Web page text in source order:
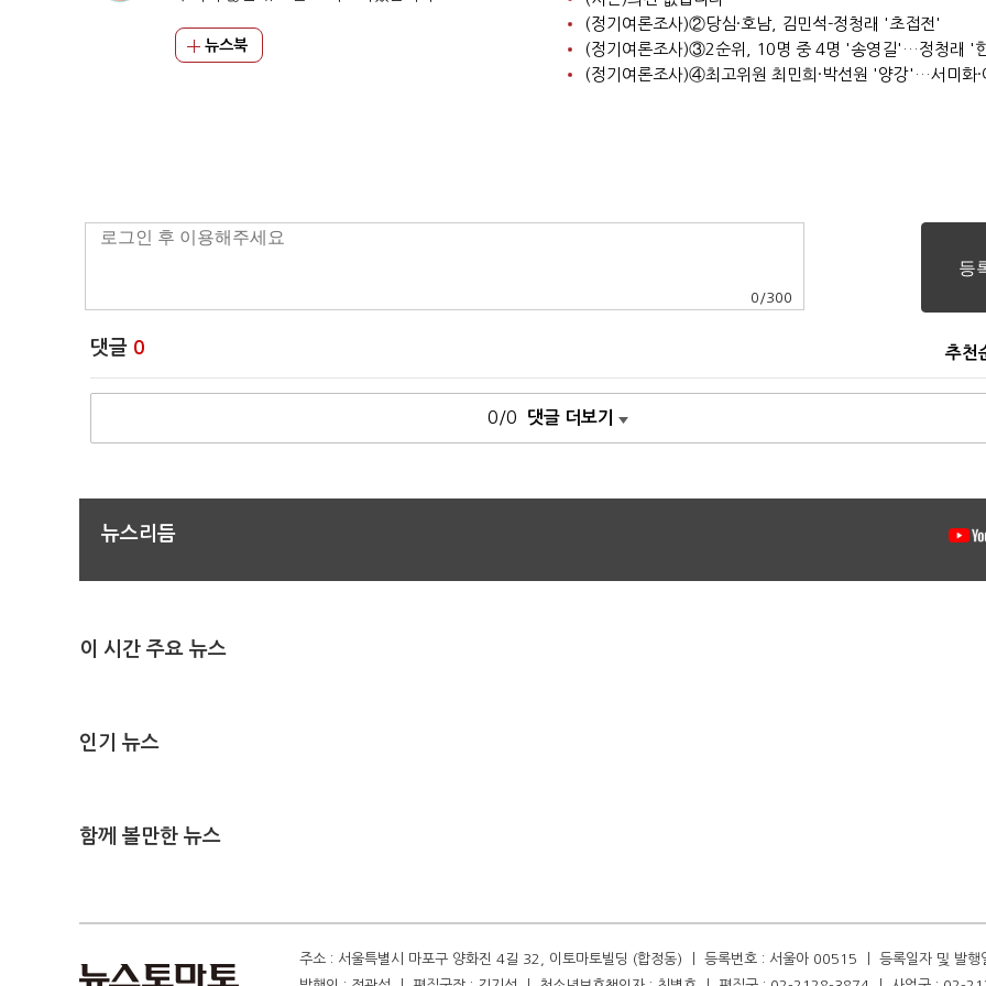
뉴스북
(정기여론조사)②당심·호남, 김민석-정청래 '초접전'
0 /300
댓글 0 추천
0/0 댓글 더보기
뉴스리듬
이 시간 주요 뉴스
인기 뉴스
함께 볼만한 뉴스
주소 : 서울특별시 마포구 양화진 4길 32, 이토마토빌딩 (합정동) ㅣ 등록번호 : 서울아 00515 ㅣ 등록일자 및 발